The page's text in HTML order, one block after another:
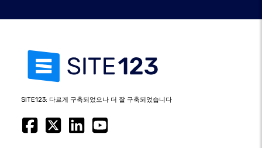
SITE123: 다르게 구축되었으나 더 잘 구축되었습니다